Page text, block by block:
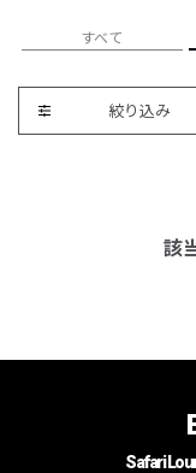
すべて
絞り込み
該
Safari